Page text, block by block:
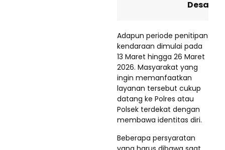
Desa
Adapun periode penitipan
kendaraan dimulai pada
13 Maret hingga 26 Maret
2026. Masyarakat yang
ingin memanfaatkan
layanan tersebut cukup
datang ke Polres atau
Polsek terdekat dengan
membawa identitas diri.
Beberapa persyaratan